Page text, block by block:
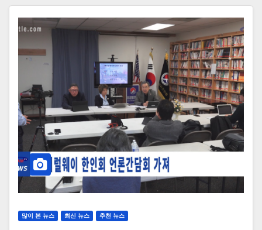
많이 본 뉴스 최신 뉴스 추천 뉴스